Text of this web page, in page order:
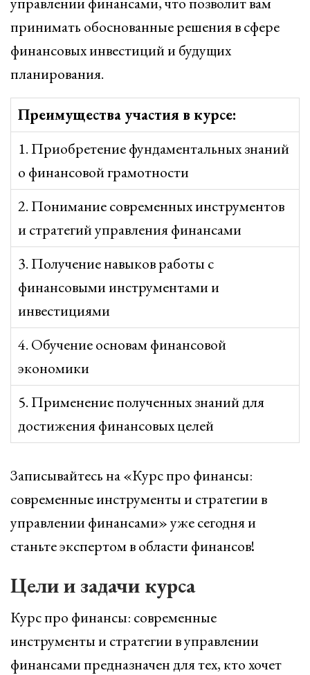
принимать обоснованные решения в сфере
финансовых инвестиций и будущих
планирования.
Преимущества участия в курсе:
1. Приобретение фундаментальных знаний
о финансовой грамотности
2. Понимание современных инструментов
и стратегий управления финансами
3. Получение навыков работы с
финансовыми инструментами и
инвестициями
4. Обучение основам финансовой
экономики
5. Применение полученных знаний для
достижения финансовых целей
Записывайтесь на «Курс про финансы:
современные инструменты и стратегии в
управлении финансами» уже сегодня и
станьте экспертом в области финансов!
Цели и задачи курса
Курс про финансы: современные
инструменты и стратегии в управлении
финансами предназначен для тех, кто хочет